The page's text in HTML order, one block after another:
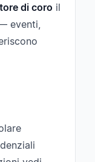
di coro il
eventi,